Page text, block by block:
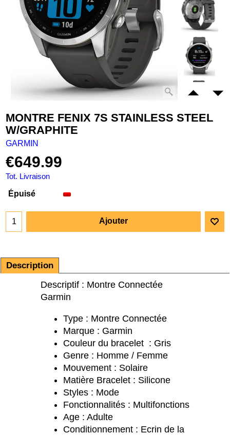
MONTRE FENIX 7S STAINLESS STEEL
W/GRAPHITE
GARMIN
€649.99
Tot. Livraison
Épuisé
Ajouter
Description
Descriptif : Montre Connectée
Garmin
Type : Montre Connectée
Marque : Garmin
Couleur du bracelet : Gris
Genre : Homme / Femme
Mouvement : Solaire
Matière Bracelet : Silicone
Styles : Mode
Fonctionnalités : Multifonctions
Age : Adulte
Conditionnement : Ecrin de la